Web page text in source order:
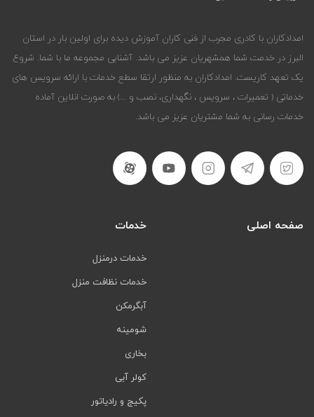
امدادکاران با کادری مجرب از فنی کاران آموزش دیده برای اولین بار در استان
البرز در خدمت شما همشهریان عزیز می باشد. آشنایی مجموعه ما با شما. شروع
یک تعهد کاریست. امدادکاران به منظور ارتقا سطع خدمات با ارائه سرویس های
خدماتی ( تعمیرات ، سرویس ، نگهداری، نصب و ...) به صورت انلاین آماده
خدمات رسانی به شما مشتریان عزیز می باشد.
صفحه اصلی خدمات
خدمات درمنزل
خدمات نظافت منزل
آبگرمکن
شومینه
بخاری
کولر آبی
پکیج و رادیاتور